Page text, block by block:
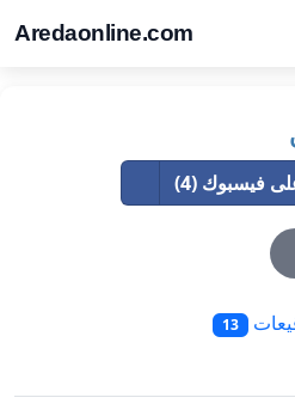
Aredaonline.com
فيسبوك (4)
13